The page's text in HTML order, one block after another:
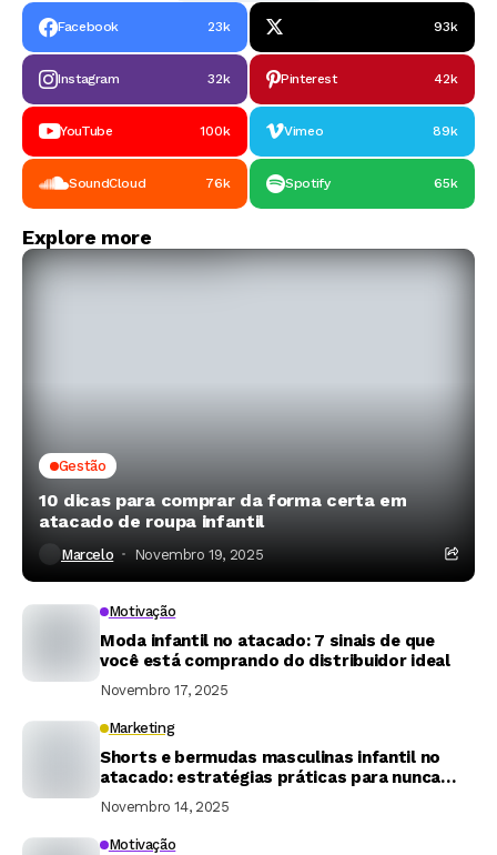
Facebook 23k 93k
Instagram 32k Pinterest 42k
YouTube 100k Vimeo 89k
SoundCloud 76k Spotify 65k
Explore more
Gestão
10 dicas para comprar da forma certa em
atacado de roupa infantil
Marcelo Novembro 19, 2025
Motivação
Moda infantil no atacado: 7 sinais de que
você está comprando do distribuidor ideal
Novembro 17, 2025
Marketing
Shorts e bermudas masculinas infantil no
atacado: estratégias práticas para nunca
ficar com estoque parado
Novembro 14, 2025
Motivação